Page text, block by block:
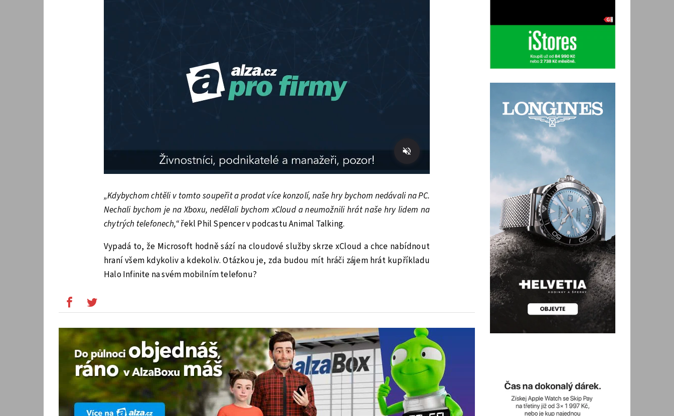
„Kdybychom chtěli v tomto soupeřit a prodat více konzolí, naše hry bychom nedávali na PC.
Nechali bychom je na Xboxu, nedělali bychom xCloud a neumožnili hrát naše hry lidem na
chytrých telefonech,“řekl Phil Spencer v podcastu Animal Talking.
Vypadá to, že Microsoft hodně sází na cloudové služby skrze xCloud a chce nabídnout
hraní všem kdykoliv a kdekoliv. Otázkou je, zda budou mít hráči zájem hrát kupříkladu
Halo Infinite na svém mobilním telefonu?